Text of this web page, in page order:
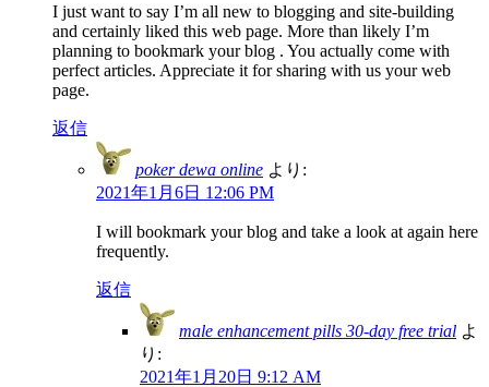
I just want to say I’m all new to blogging and site-building
and certainly liked this web page. More than likely I’m
planning to bookmark your blog . You actually come with
perfect articles. Appreciate it for sharing with us your web
page.
返信
poker dewa online より:
2021年1月6日 12:06 PM
I will bookmark your blog and take a look at again here
frequently.
返信
male enhancement pills 30-day free trial よ
り:
2021年1月20日 9:12 AM